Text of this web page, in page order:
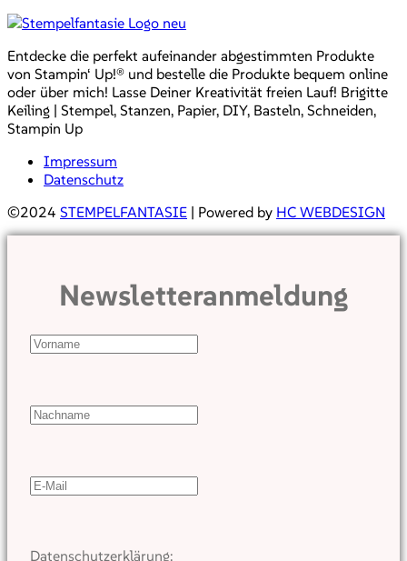
Entdecke die perfekt aufeinander abgestimmten Produkte
von Stampin‘ Up!® und bestelle die Produkte bequem online
oder über mich! Lasse Deiner Kreativität freien Lauf! Brigitte
Keiling | Stempel, Stanzen, Papier, DIY, Basteln, Schneiden,
Stampin Up
Impressum
Datenschutz
©2024 STEMPELFANTASIE | Powered by HC WEBDESIGN
Newsletteranmeldung
Datenschutzerklärung: